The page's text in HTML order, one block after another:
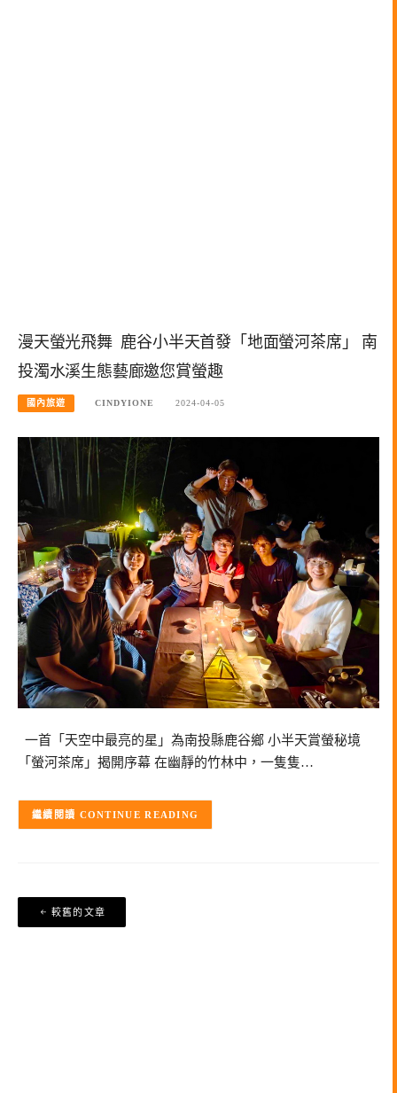
漫天螢光飛舞 鹿谷小半天首發「地面螢河茶席」 南
投濁水溪生態藝廊邀您賞螢趣
國內旅遊 CINDYIONE 2024-04-05
一首「天空中最亮的星」為南投縣鹿谷鄉 小半天賞螢秘境
「螢河茶席」揭開序幕 在幽靜的竹林中，一隻隻…
CONTINUE READING
文
章
較舊的文章